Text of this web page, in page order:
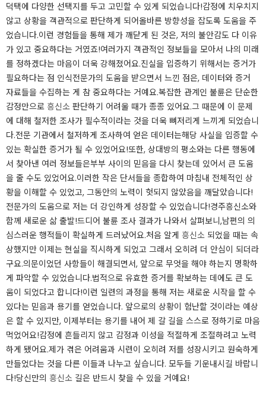
덕택에 다양한 선택지를 두고 고민할 수 있게 되었습니다!감정에 치우치지
않고 상황을 객관적으로 판단하게 되어올바른 방향성을 잡도록 도움을 주
었습니다.이런 경험들을 통해 제가 깨닫게 된 것은, 저의 불안감도 다 이유
가 있고 중요하다는 거였죠!여러가지 객관적인 정보들을 모아서 나의 미래
를 정하겠다는 마음이 더욱 강해졌어요.​​​​진실을 입증하기 위해서는 증거가
필요하다는 점 인식​​전문가의 도움을 받으면서 느낀 점은, 데이터와 증거
자료들을 수집하는 게 참 중요하다는 거예요.복잡한 관계인 불륜은 단순한
감정만으로 흥신소 판단하기 어려울 때가 종종 있어요.그 때문에 이 문제
에 대해 철저한 조사가 필수적이라는 것을 더욱 뼈저리게 느끼게 되었습니
다.​전문 기관에서 철저하게 조사하여 얻은 데이터는해당 사실을 입증할 수
있는 확실한 증거가 될 수 있었어요!​또한, 상대방의 평소와는 다른 행동에
서 찾아낸 여러 정보들은부부 사이의 믿음을 다시 찾는데 있어서 큰 도움
을 줄 수도 있었어요.이러한 작은 단서들을 종합하여 마침내 전체적인 상
황을 이해할 수 있었고, 그동안의 노력이 헛되지 않았음을 깨달았습니다!
전문가의 도움으로 저는 더 강인하게 성장할 수 있었습니다!​​​​​경주흥신소와
함께 새로운 삶 출발!드디어 불륜 조사 결과가 나와서 살펴보니,남편의 의
심스러운 행적들이 확실하게 드러났어요.처음 알게 흥신소 되었을 때는 속
상했지만 이제는 현실을 직시하게 되었고 그래서 오히려 더 안심이 되더라
구요.의문이었던 사항들이 해결되면서, 앞으로 무엇을 해야 하는지 명확하
게 파악할 수 있었습니다.​법적으로 유효한 증거를 확보하는 데에도 큰 도
움이 되었다고 합니다!​​​​​이런 일련의 과정을 통해 저는 새로운 시작을 할 수
있다는 믿음과 용기를 얻었습니다. 앞으로의 상황이 험난할 것이라는 예상
은 할 수 있지만, 이제부터는 용기를 내어 제 갈 길을 스스로 정하기로 마음
먹었어요!감정에 흔들리지 않고 감정과 이성을 적절하게 조절하려고 노력
하게 됐어요.​제가 겪은 어려움과 시련이 오히려 저를 성장시키고 원숙하게
만들었다는 것을 다른 이들과 나누고 싶습니다. 모두들 기운내시길 바랍니
다!당신만의 흥신소 길은 반드시 찾을 수 있을 거예요!​​​​​